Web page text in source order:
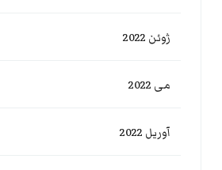
ژوئن 2022
می 2022
آوریل 2022